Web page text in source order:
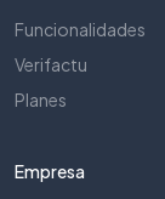
Funcionalidades
Verifactu
Planes
Empresa